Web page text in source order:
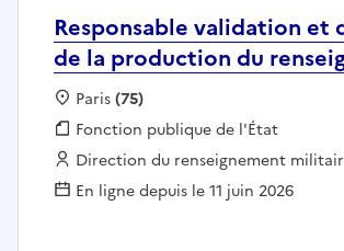
Responsable validation et
de la production du
Localisation :
Paris(75)
Fonction publique :
Fonction publique de l'État
Employeur :
Direction du renseignement
En ligne depuis le 11 juin 2026